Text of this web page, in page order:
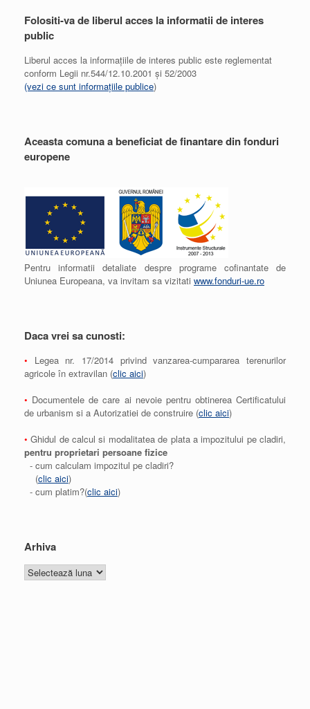
Folositi-va de liberul acces la informatii de interes
public
Liberul acces la informațiile de interes public este reglementat
conform Legii nr.544/12.10.2001 și 52/2003
(vezi ce sunt informațiile publice)
Aceasta comuna a beneficiat de finantare din fonduri
europene
Pentru informatii detaliate despre programe cofinantate de
Uniunea Europeana, va invitam sa vizitati www.fonduri-ue.ro
Daca vrei sa cunosti:
• Legea nr. 17/2014 privind vanzarea-cumpararea terenurilor
agricole în extravilan (clic aici)
• Documentele de care ai nevoie pentru obtinerea Certificatului
de urbanism si a Autorizatiei de construire (clic aici)
• Ghidul de calcul si modalitatea de plata a impozitului pe cladiri,
pentru proprietari persoane fizice
- cum calculam impozitul pe cladiri?
(clic aici)
- cum platim?(clic aici)
Arhiva